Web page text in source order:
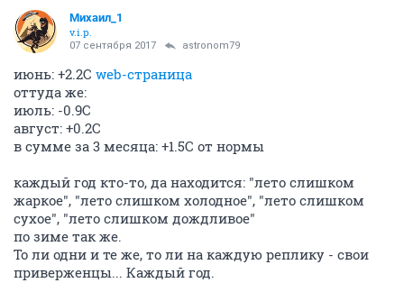
Михаил_1
v.i.p.
07 сентября 2017 astronom79
июнь: +2.2С web-страница
оттуда же:
июль: -0.9С
август: +0.2С
в сумме за 3 месяца: +1.5С от нормы
каждый год кто-то, да находится: "лето слишком
жаркое", "лето слишком холодное", "лето слишком
сухое", "лето слишком дождливое"
по зиме так же.
То ли одни и те же, то ли на каждую реплику - свои
приверженцы... Каждый год.